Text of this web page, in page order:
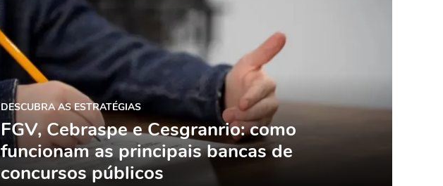
DESCUBRA AS ESTRATÉGIAS
FGV, Cebraspe e Cesgranrio: como
funcionam as principais bancas de
concursos públicos